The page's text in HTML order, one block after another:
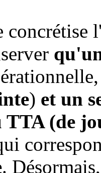
concrétise
) et un
TTA (de
.